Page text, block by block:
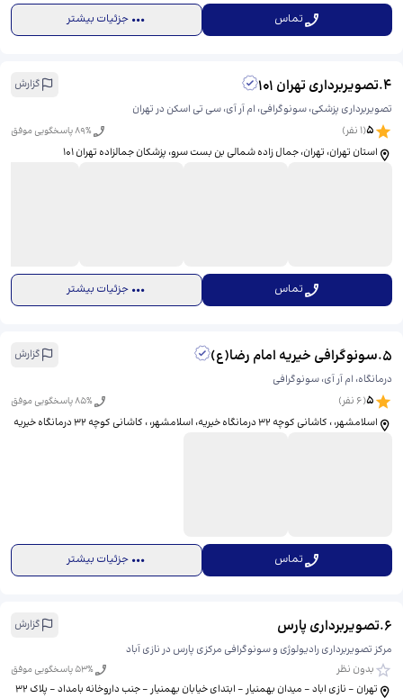
تماس جزئیات بیشتر
4
.تصویربرداری تهران 101
گزارش
تصویربرداری پزشکی، سونوگرافی، ام آر آی، سی تی اسکن در تهران
5
(
1 نفر) 89% پاسخگویی موفق
استان تهران، تهران، جمال زاده شمالی بن بست سرو، ​پزشکان جمالزاده تهران 101
تماس جزئیات بیشتر
5
.سونوگرافی خیریه امام رضا(ع)
گزارش
درمانگاه، ام آر آی، سونوگرافی
5
(
6 نفر) 85% پاسخگویی موفق
اسلامشهر، ، کاشانی کوچه 32 درمانگاه خیریه، ​اسلامشهر، ، کاشانی کوچه 32 درمانگاه خیریه
تماس جزئیات بیشتر
6
.تصویربرداری پارس
گزارش
مرکز تصویربرداری رادیولوژی و سونوگرافی مرکزی پارس در نازی آباد
بدون نظر
53% پاسخگویی موفق
تهران - نازی اباد - میدان بهمنیار - ابتدای خیابان بهمنیار - جنب داروخانه بامداد - پلاک 32